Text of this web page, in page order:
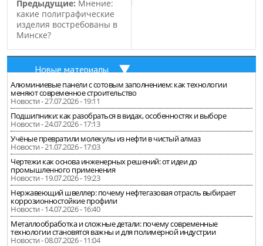
Предыдущие: Мнение:
какие полиграфические
изделия востребованы в
Минске?
Новые материалы
Алюминиевые панели с сотовым заполнением: как технологии
меняют современное строительство
Новости - 27.07.2026 - 19:11
Подшипники: как разобраться в видах, особенностях и выборе
Новости - 24.07.2026 - 17:13
Учёные превратили молекулы из нефти в чистый алмаз
Новости - 21.07.2026 - 17:03
Чертежи как основа инженерных решений: от идеи до
промышленного применения
Новости - 19.07.2026 - 19:23
Нержавеющий швеллер: почему нефтегазовая отрасль выбирает
коррозионностойкие профили
Новости - 14.07.2026 - 16:40
Металлообработка и сложные детали: почему современные
технологии становятся важны и для полимерной индустрии
Новости - 08.07.2026 - 11:04